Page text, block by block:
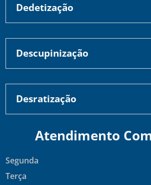
Dedetização
Descupinização
Desratização
Atendimento
Segunda
Terça